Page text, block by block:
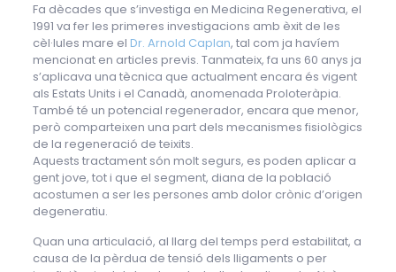
Fa dècades que s’investiga en Medicina Regenerativa, el
1991 va fer les primeres investigacions amb èxit de les
cèl·lules mare el Dr. Arnold Caplan, tal com ja havíem
mencionat en articles previs. Tanmateix, fa uns 60 anys ja
s’aplicava una tècnica que actualment encara és vigent
als Estats Units i el Canadà, anomenada Proloteràpia.
També té un potencial regenerador, encara que menor,
però comparteixen una part dels mecanismes fisiològics
de la regeneració de teixits.
Aquests tractament són molt segurs, es poden aplicar a
gent jove, tot i que el segment, diana de la població
acostumen a ser les persones amb dolor crònic d’origen
degeneratiu.
Quan una articulació, al llarg del temps perd estabilitat, a
causa de la pèrdua de tensió dels lligaments o per